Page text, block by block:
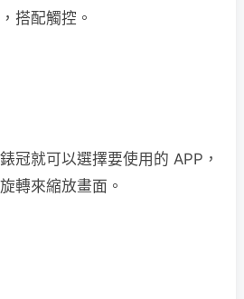
搭配觸控。
冠就可以選擇要使用的 APP，
轉來縮放畫面。